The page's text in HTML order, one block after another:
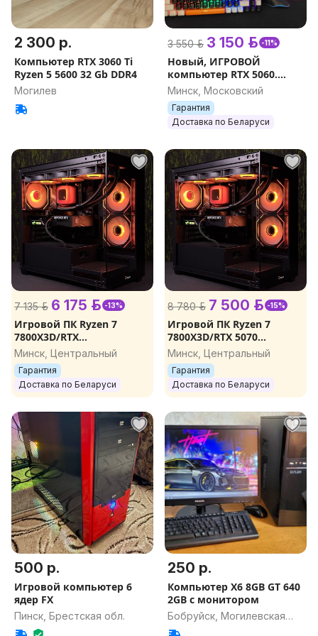
2 300 р.
Компьютер RTX 3060 Ti
Ryzen 5 5600 32 Gb DDR4
Могилев
3 550 р. 3 150 р. -11%
Новый, ИГРОВОЙ
компьютер RTX 5060.
Гарантия.
Минск, Московский
Гарантия
Доставка по Беларуси
7 135 р. 6 175 р. -13%
Игровой ПК Ryzen 7
7800X3D/RTX
5070/32GB/1TB
Компьютер для игр
Игровой компьютер
Гарантия
Минск, Центральный
Гарантия
Доставка по Беларуси
8 780 р. 7 500 р. -15%
Игровой ПК Ryzen 7
7800X3D/RTX 5070
Ti/32GB/1TB Компьютер
для игр Игровой
компьютер Гарантия
Минск, Центральный
Гарантия
Доставка по Беларуси
500 р.
Игровой компьютер 6
ядер FX
Пинск, Брестская обл.
250 р.
Компьютер X6 8GB GT 640
2GB с монитором
Бобруйск, Могилевская
обл.